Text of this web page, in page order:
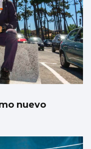
nuevo